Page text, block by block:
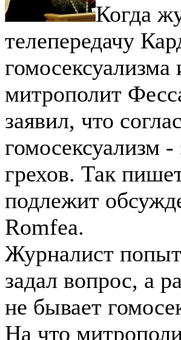
Когда
телепередачу
митрополит
заявил, что
гомосексуализм
грехов. Так
подлежит
Romfea.
Журналист
задал вопрос, а
не бывает
На что